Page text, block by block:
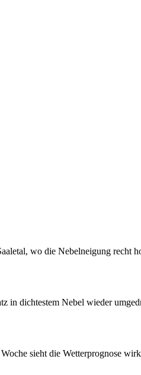
wo die Nebelneigung recht
in dichtestem Nebel wieder
sieht die Wetterprognose